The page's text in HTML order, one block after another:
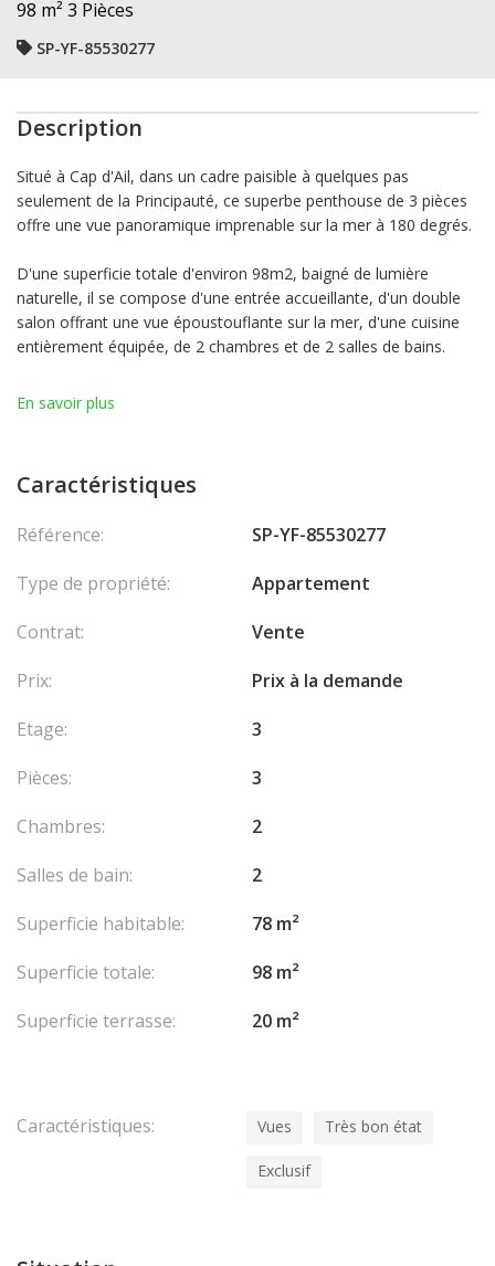
98 m² 3 Pièces
SP-YF-85530277
Description
Situé à Cap d'Ail, dans un cadre paisible à quelques pas
seulement de la Principauté, ce superbe penthouse de 3 pièces
offre une vue panoramique imprenable sur la mer à 180 degrés.
D'une superficie totale d'environ 98m2, baigné de lumière
naturelle, il se compose d'une entrée accueillante, d'un double
salon offrant une vue époustouflante sur la mer, d'une cuisine
entièrement équipée, de 2 chambres et de 2 salles de bains.
Le bien ne dispose pas d'un parking privé mais il est possible de
stationner dans la rue facilement.
En savoir plus
Caractéristiques
Référence:
SP-YF-85530277
Type de propriété:
Appartement
Contrat:
Vente
Prix:
Prix à la demande
Etage:
3
Pièces:
3
Chambres:
2
Salles de bain:
2
Superficie habitable:
78 m²
Superficie totale:
98 m²
Superficie terrasse:
20 m²
Caractéristiques: Vues Très bon état
Exclusif